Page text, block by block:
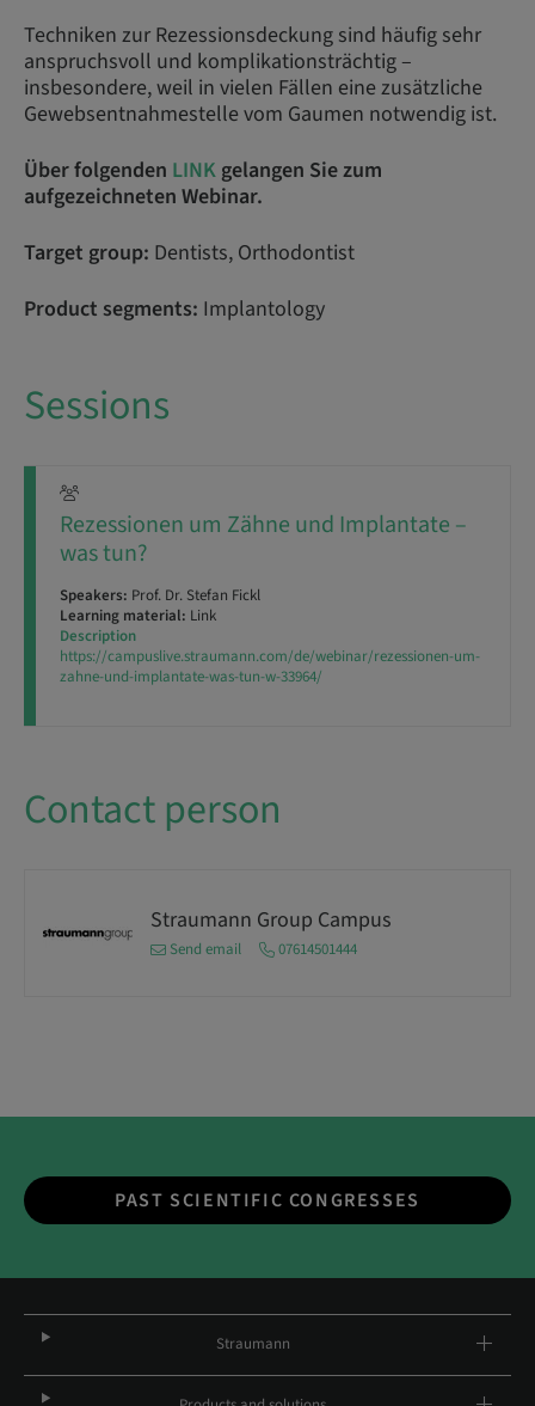
Techniken zur Rezessionsdeckung sind häufig sehr
anspruchsvoll und komplikationsträchtig –
insbesondere, weil in vielen Fällen eine zusätzliche
Gewebsentnahmestelle vom Gaumen notwendig ist.
Über folgenden LINKgelangen Sie zum
aufgezeichneten Webinar.
Target group: Dentists, Orthodontist
Product segments: Implantology
Sessions
Rezessionen um Zähne und Implantate –
was tun?
Speakers: Prof. Dr. Stefan Fickl
Learning material: Link
Description
https://campuslive.straumann.com/de/webinar/rezessionen-um-
zahne-und-implantate-was-tun-w-33964/
Contact person
Straumann Group Campus
Send email 07614501444
PAST SCIENTIFIC CONGRESSES
Straumann